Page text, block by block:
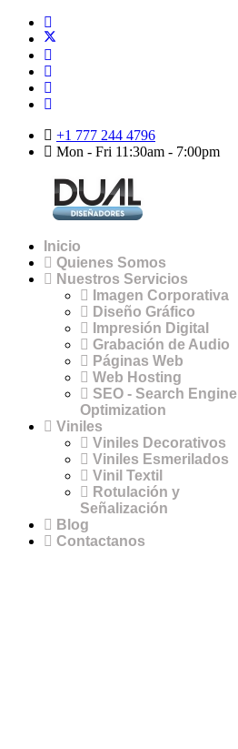
+1 777 244 4796
Mon - Fri 11:30am - 7:00pm
Inicio
Quienes Somos
Nuestros Servicios
Imagen Corporativa
Diseño Gráfico
Impresión Digital
Grabación de Audio
Páginas Web
Web Hosting
SEO - Search Engine
Optimization
Viniles
Viniles Decorativos
Viniles Esmerilados
Vinil Textil
Rotulación y
Señalización
Blog
Contactanos